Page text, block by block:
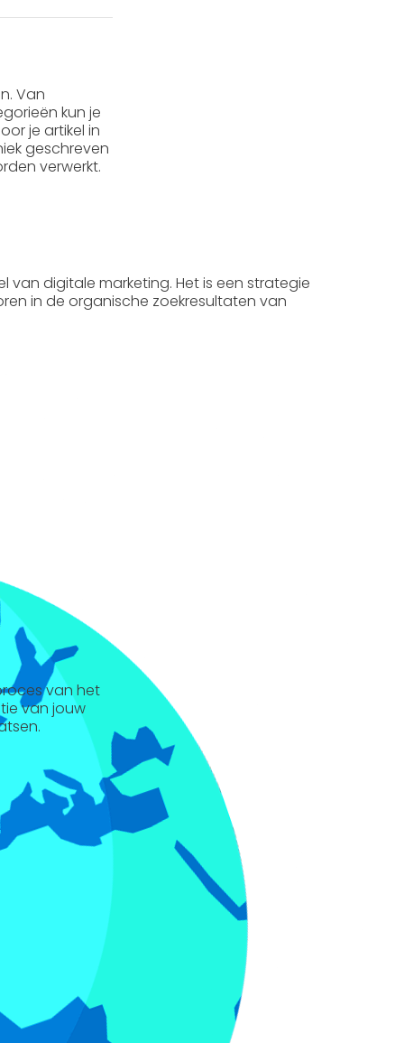
Van
kun je
je artikel in
geschreven
verwerkt.
van digitale marketing. Het is een strategie
in de organische zoekresultaten van
van het
van jouw